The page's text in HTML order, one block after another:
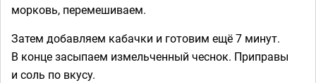
морковь, перемешиваем.
Затем добавляем кабачки и готовим ещё 7 минут.
В конце засыпаем измельченный чеснок. Приправы
и соль по вкусу.